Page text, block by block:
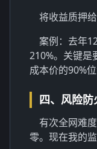
将收益质押
案例：去年
210%。关键
成本价的90%位
四、风险
有次全网难
零。现在我的